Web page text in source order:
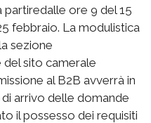
ore 9 del 15
febbraio. La modulistica
sezione
sito camerale
al B2B avverrà in
arrivo delle domande
il possesso dei requisiti